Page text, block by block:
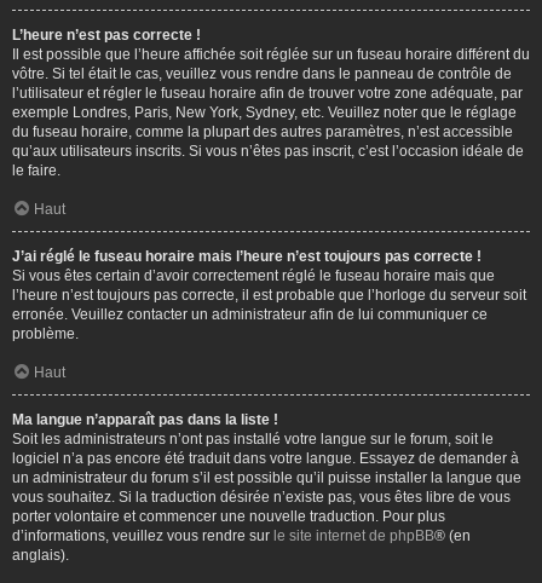
L’heure n’est pas correcte !
Il est possible que l’heure affichée soit réglée sur un fuseau horaire différent du
vôtre. Si tel était le cas, veuillez vous rendre dans le panneau de contrôle de
l’utilisateur et régler le fuseau horaire afin de trouver votre zone adéquate, par
exemple Londres, Paris, New York, Sydney, etc. Veuillez noter que le réglage
du fuseau horaire, comme la plupart des autres paramètres, n’est accessible
qu’aux utilisateurs inscrits. Si vous n’êtes pas inscrit, c’est l’occasion idéale de
le faire.
Haut
J’ai réglé le fuseau horaire mais l’heure n’est toujours pas correcte !
Si vous êtes certain d’avoir correctement réglé le fuseau horaire mais que
l’heure n’est toujours pas correcte, il est probable que l’horloge du serveur soit
erronée. Veuillez contacter un administrateur afin de lui communiquer ce
problème.
Haut
Ma langue n’apparaît pas dans la liste !
Soit les administrateurs n’ont pas installé votre langue sur le forum, soit le
logiciel n’a pas encore été traduit dans votre langue. Essayez de demander à
un administrateur du forum s’il est possible qu’il puisse installer la langue que
vous souhaitez. Si la traduction désirée n’existe pas, vous êtes libre de vous
porter volontaire et commencer une nouvelle traduction. Pour plus
d’informations, veuillez vous rendre sur le site internet de phpBB® (en
anglais).